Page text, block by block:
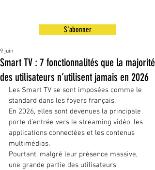
S'abonner
Smart TV : 7 fonctionnalités que la majorité
des utilisateurs n’utilisent jamais en 2026
9 juin
Les Smart TV se sont imposées comme le
standard dans les foyers français.
En 2026, elles sont devenues la principale
porte d’entrée vers le streaming vidéo, les
applications connectées et les contenus
multimédias.
Pourtant, malgré leur présence massive,
une grande partie des utilisateurs